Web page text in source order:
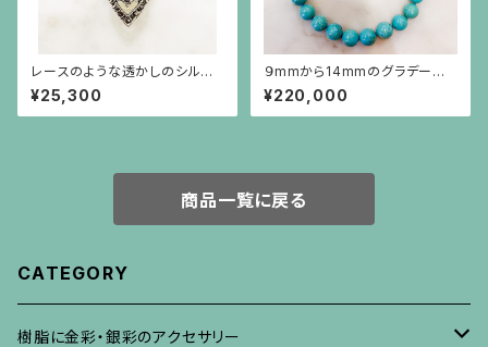
レースのような透かしのシルバ
ーリング
¥25,300
９mmから14mmのグラデーショ
ンのターコイズネックレス
¥220,000
商品一覧に戻る
CATEGORY
樹脂に金彩・銀彩のアクセサリー